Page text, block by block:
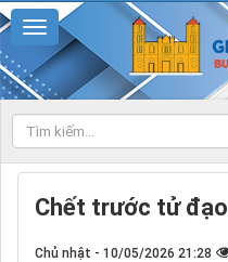
Chết trước tử đạo
Chủ nhật - 10/05/2026 21:28